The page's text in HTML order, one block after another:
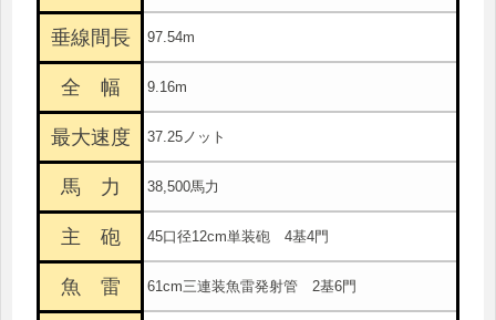
垂線間長 97.54m
全 幅 9.16m
最大速度 37.25ノット
馬 力 38,500馬力
主 砲 45口径12cm単装砲 4基4門
魚 雷 61cm三連装魚雷発射管 2基6門